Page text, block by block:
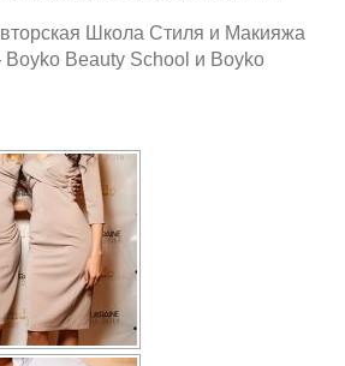
Школа Стиля и Макияжа
Beauty School и Boyko